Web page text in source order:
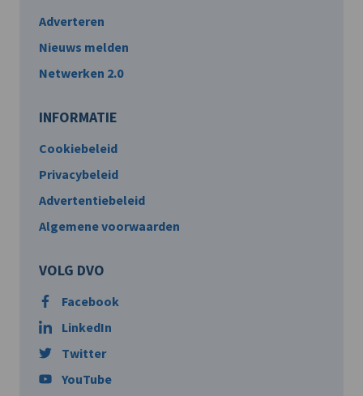
Adverteren
Nieuws melden
Netwerken 2.0
INFORMATIE
Cookiebeleid
Privacybeleid
Advertentiebeleid
Algemene voorwaarden
VOLG DVO
Facebook
LinkedIn
Twitter
YouTube